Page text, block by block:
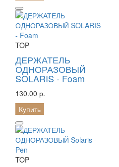
TOP
ДЕРЖАТЕЛЬ
ОДНОРАЗОВЫЙ
SOLARIS - Foam
130.00 р.
Купить
TOP